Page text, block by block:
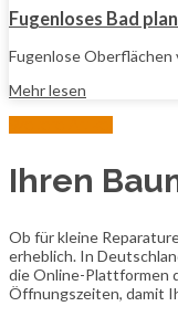
Fugenloses Bad
Fugenlose Oberflächen
Mehr lesen
Ihren
Ob für kleine
erheblich. In
die Online-Plattformen
Öffnungszeiten, damit